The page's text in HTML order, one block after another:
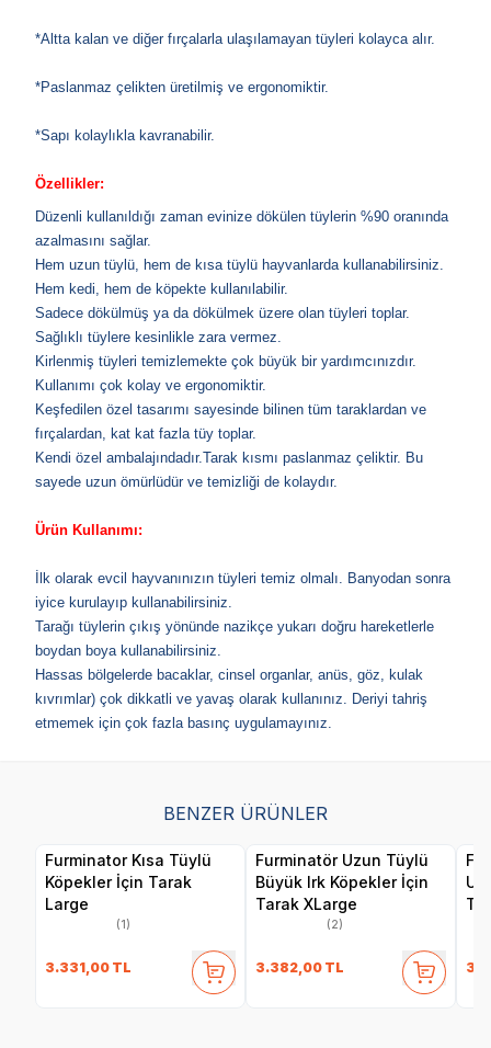
*Altta kalan ve diğer fırçalarla ulaşılamayan tüyleri kolayca alır.
*Paslanmaz çelikten üretilmiş ve ergonomiktir.
*Sapı kolaylıkla kavranabilir.
Özellikler:
Düzenli kullanıldığı zaman evinize dökülen tüylerin %90 oranında
azalmasını sağlar.
Hem uzun tüylü, hem de kısa tüylü hayvanlarda kullanabilirsiniz.
Hem kedi, hem de köpekte kullanılabilir.
Sadece dökülmüş ya da dökülmek üzere olan tüyleri toplar.
Sağlıklı tüylere kesinlikle zara vermez.
Kirlenmiş tüyleri temizlemekte çok büyük bir yardımcınızdır.
Kullanımı çok kolay ve ergonomiktir.
Keşfedilen özel tasarımı sayesinde bilinen tüm taraklardan ve
fırçalardan, kat kat fazla tüy toplar.
Kendi özel ambalajındadır.Tarak kısmı paslanmaz çeliktir. Bu
sayede uzun ömürlüdür ve temizliği de kolaydır.
Ürün Kullanımı:
İlk olarak evcil hayvanınızın tüyleri temiz olmalı. Banyodan sonra
iyice kurulayıp kullanabilirsiniz.
Tarağı tüylerin çıkış yönünde nazikçe yukarı doğru hareketlerle
boydan boya kullanabilirsiniz.
Hassas bölgelerde bacaklar, cinsel organlar, anüs, göz, kulak
kıvrımlar) çok dikkatli ve yavaş olarak kullanınız. Deriyi tahriş
etmemek için çok fazla basınç uygulamayınız.
BENZER ÜRÜNLER
Furminator Kısa Tüylü
Köpekler İçin Tarak
Large
(1)
3.331,00 TL
Furminatör Uzun Tüylü
Büyük Irk Köpekler İçin
Tarak XLarge
(2)
3.382,00 TL